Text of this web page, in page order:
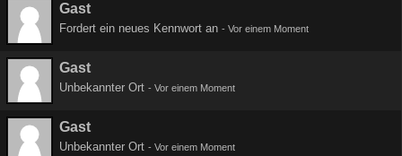
Gast
Fordert ein neues Kennwort an - Vor einem Moment
Gast
Unbekannter Ort - Vor einem Moment
Gast
Unbekannter Ort - Vor einem Moment